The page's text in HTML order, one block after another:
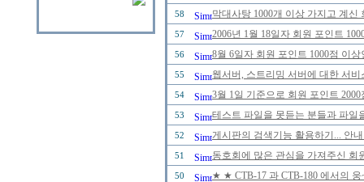
58 막대사탕 1000개 이상 가지고 계
57 2006년 1월 18일자 회원 포인트
56 8월 6일자 회원 포인트 1000점 이
55 웹서버, 스트리밍 서버에 대한 서
54 3월 1일 기준으로 회원 포인트
53 테스트 파일을 못듣는 분들과 파
52 게시판의 검색기능 활용하기... 안
51 동호회에 많은 관심을 가져주신
50 ★ ★ CTB-17 과 CTB-180 에서의